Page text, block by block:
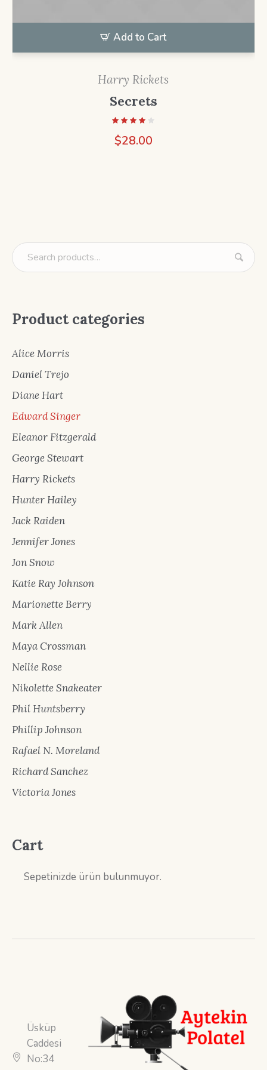
Add to Cart
Harry Rickets
Secrets
$28.00
Product categories
Alice Morris
Daniel Trejo
Diane Hart
Edward Singer
Eleanor Fitzgerald
George Stewart
Harry Rickets
Hunter Hailey
Jack Raiden
Jennifer Jones
Jon Snow
Katie Ray Johnson
Marionette Berry
Mark Allen
Maya Crossman
Nellie Rose
Nikolette Snakeater
Phil Huntsberry
Phillip Johnson
Rafael N. Moreland
Richard Sanchez
Victoria Jones
Cart
Sepetinizde ürün bulunmuyor.
Üsküp
Caddesi
No:34